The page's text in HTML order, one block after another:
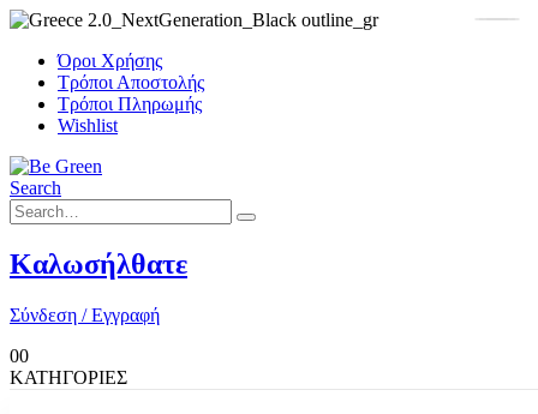
Όροι Χρήσης
Τρόποι Αποστολής
Τρόποι Πληρωμής
Wishlist
Search
Καλωσήλθατε
Σύνδεση / Εγγραφή
00
ΚΑΤΗΓΟΡΙΕΣ